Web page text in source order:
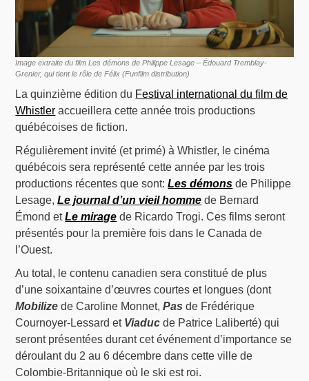
Image extraite du film Les démons de Philippe Lesage – Édouard Tremblay-
Grenier, qui tient le rôle de Félix (Funfilm distribution)
La quinzième édition du Festival international du film de
Whistler accueillera cette année trois productions
québécoises de fiction.
Régulièrement invité (et primé) à Whistler, le cinéma
québécois sera représenté cette année par les trois
productions récentes que sont:Les démons de Philippe
Lesage,Le journal d’un vieil homme de Bernard
Émond etLe mirage de Ricardo Trogi. Ces films seront
présentés pour la première fois dans le Canada de
l’Ouest.
Au total, le contenu canadien sera constitué de plus
d’une soixantaine d’œuvres courtes et longues (dont
Mobilize de Caroline Monnet,Pas de Frédérique
Cournoyer-Lessard et Viaduc de Patrice Laliberté) qui
seront présentées durant cet événement d’importance se
déroulant du 2 au 6 décembre dans cette ville de
Colombie-Britannique où le ski est roi.